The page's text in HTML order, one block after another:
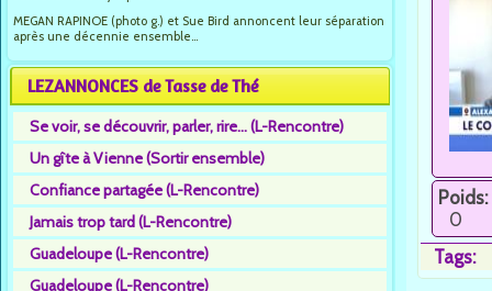
MEGAN RAPINOE (photo g.) et Sue Bird annoncent leur séparation
après une décennie ensemble...
LEZANNONCES de Tasse de Thé
Se voir, se découvrir, parler, rire... (L-Rencontre)
Un gîte à Vienne (Sortir ensemble)
Confiance partagée (L-Rencontre)
Jamais trop tard (L-Rencontre)
Guadeloupe (L-Rencontre)
Guadeloupe (L-Rencontre)
Poids:
0
Tags: